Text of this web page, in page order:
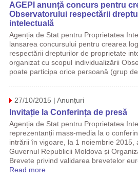
AGEPI anunță concurs pentru
Observatorului respectării
intelectuală
Agenția de Stat pentru Proprietatea
lansarea concursului pentru crearea
respectării drepturilor de proprietate
organizat cu scopul individualizării
poate participa orice persoană (grup
27/10/2015 | Anunțuri
Invitație la Conferința de presă
Agenția de Stat pentru Proprietatea
reprezentanții mass-media la o
intrării în vigoare, la 1 noiembrie 2015,
Guvernul Republicii Moldova și
Brevete privind validarea brevetelor
Read more